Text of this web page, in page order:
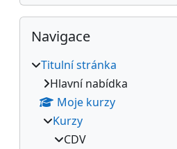
Přeskočit: Navigace
Navigace
Titulní stránka
Hlavní nabídka
Moje kurzy
Kurzy
CDV